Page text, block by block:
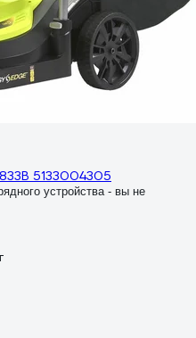
5133004305
устройства - вы не